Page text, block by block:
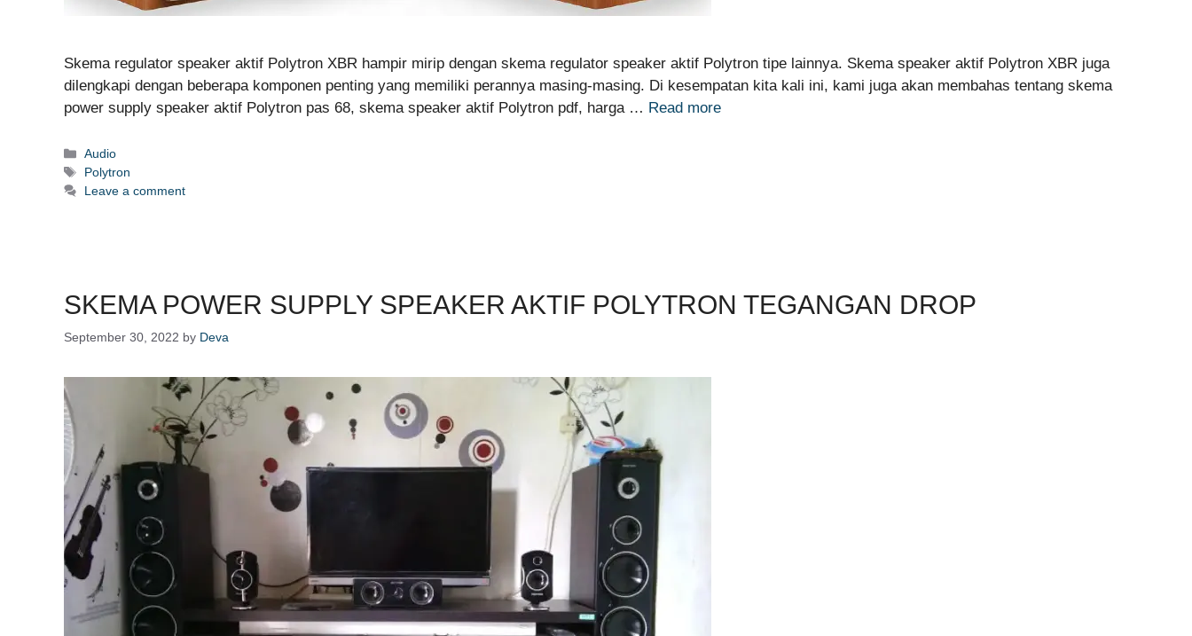
Skema regulator speaker aktif Polytron XBR hampir mirip dengan skema regulator speaker aktif Polytron tipe lainnya. Skema speaker aktif Polytron XBR juga
dilengkapi dengan beberapa komponen penting yang memiliki perannya masing-masing. Di kesempatan kita kali ini, kami juga akan membahas tentang skema
power supply speaker aktif Polytron pas 68, skema speaker aktif Polytron pdf, harga … Read more
Categories
Audio
Tags
Polytron
Leave a comment
SKEMA POWER SUPPLY SPEAKER AKTIF POLYTRON TEGANGAN DROP
September 30, 2022 by Deva